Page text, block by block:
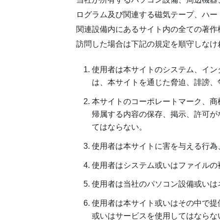
ログラム及び関連する磁気テープ、ハ
関連設備内にあるサイト内の全ての著
訪問した場合は下記の規定を順守しな
使用者は本サイトのシステム、イ
は、本サイトを通じた脅迫、誹謗
本サイトのコーポレートマーク、
帰属する内容の保存、掲示、許可
てはならない。
使用者は本サイトに害を与える行
使用者はシステム或いはファイル
使用者は当社のパソコン設備或い
使用者は本サイト或いはその中で
或いはサービスを使用してはならな